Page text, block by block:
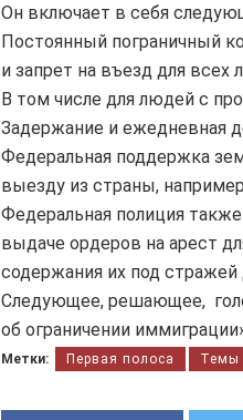
Он включает в себя
Постоянный пограничный
и запрет на въезд для
В том числе для людей с
Задержание и ежедневная
Федеральная поддержка
выезду из страны,
Федеральная полиция
выдаче ордеров на арест
содержания их под стражей
Следующее, решающее,
об ограничении
Метки: Первая полоса Темы